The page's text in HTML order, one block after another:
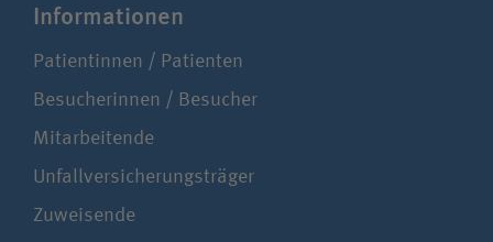
Infor­ma­tionen
Patientinnen / Patienten
Besucherinnen / Besucher
Mitarbeitende
Unfallversicherungsträger
Zuweisende